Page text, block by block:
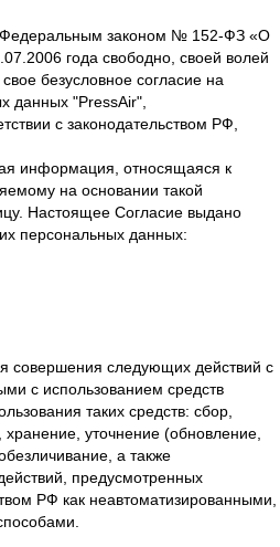
Федеральным законом № 152-ФЗ «О
года свободно, своей волей
безусловное согласие на
данных "PressAir",
с законодательством РФ,
информация, относящаяся к
на основании такой
Настоящее Согласие выдано
персональных данных:
совершения следующих действий с
с использованием средств
таких средств: сбор,
уточнение (обновление,
а также
предусмотренных
РФ как неавтоматизированными,